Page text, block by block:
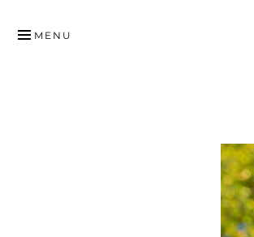
SISÄLTÖÖN
MENU